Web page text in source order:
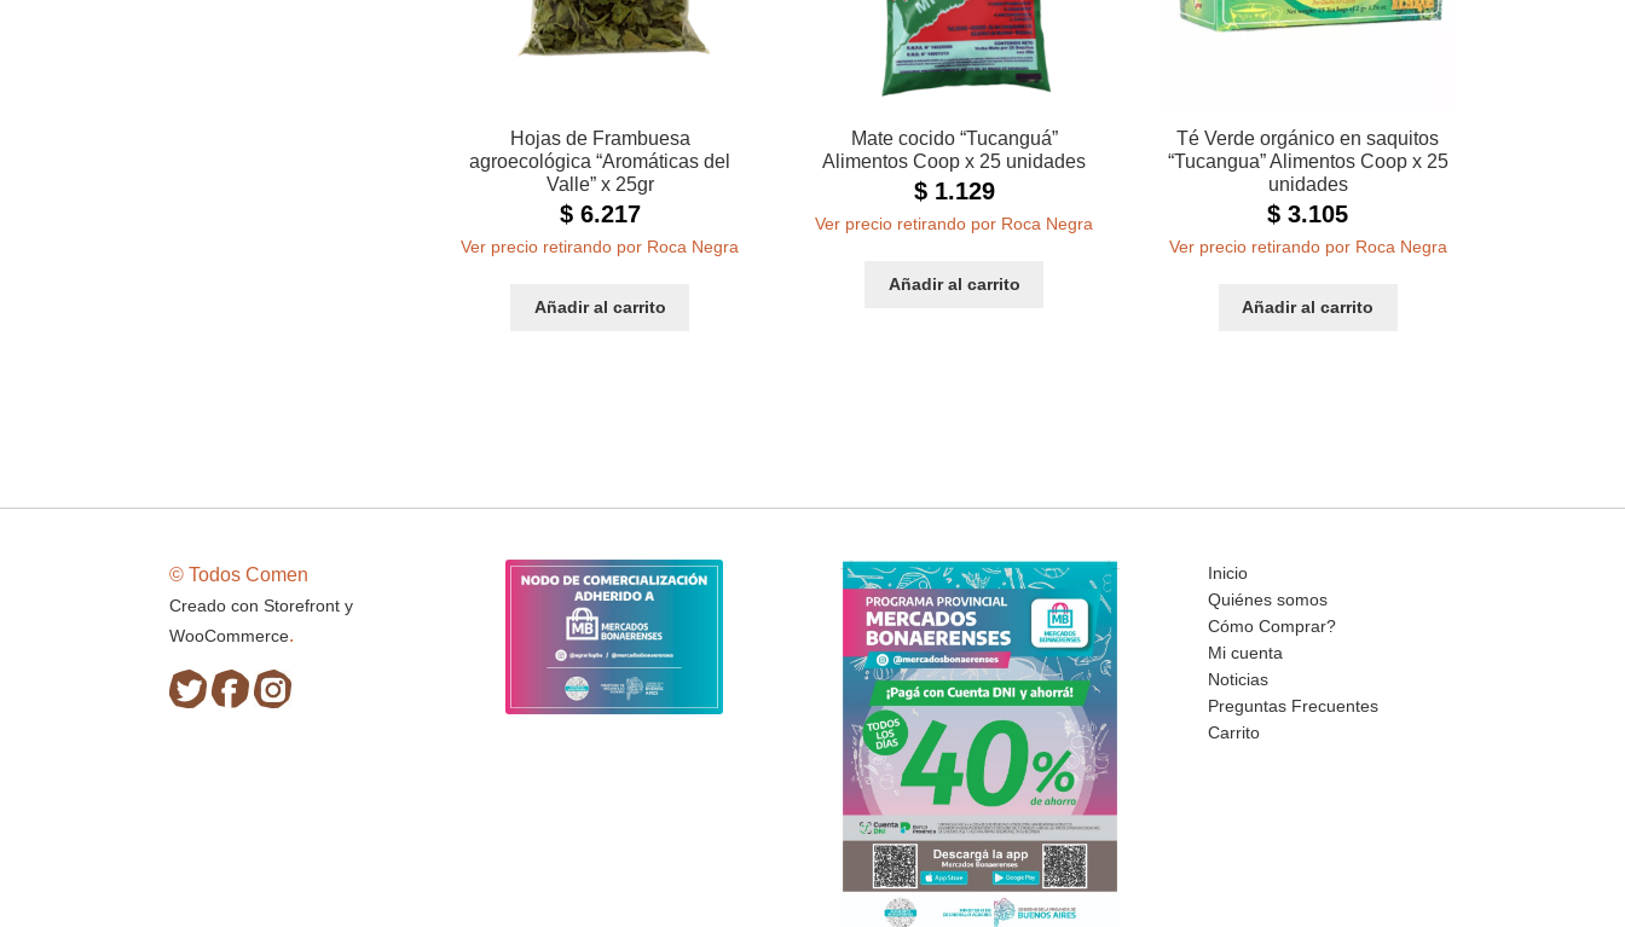
Hojas de Frambuesa
agroecológica “Aromáticas del
Valle” x 25gr
$6.217
Ver precio retirando por Roca Negra
Añadir al carrito
Mate cocido “Tucanguá”
Alimentos Coop x 25 unidades
$1.129
Ver precio retirando por Roca Negra
Añadir al carrito
Té Verde orgánico en saquitos
“Tucangua” Alimentos Coop x 25
unidades
$ 3.105
Ver precio retirando por Roca Negra
Añadir al carrito
© Todos Comen
Creado con Storefront y
WooCommerce.
Inicio
Quiénes somos
Cómo Comprar?
Mi cuenta
Noticias
Preguntas Frecuentes
Carrito